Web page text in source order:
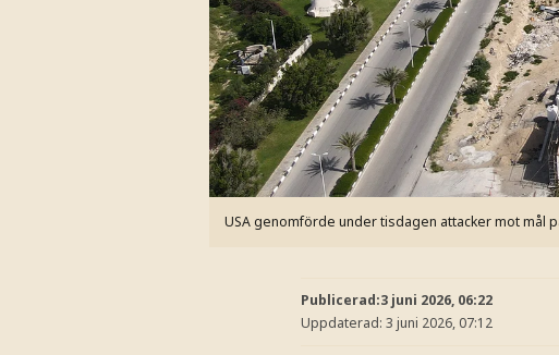
USA genomförde under tisdagen attacker mot mål
Publicerad:3 juni 2026, 06:22
Uppdaterad: 3 juni 2026, 07:12